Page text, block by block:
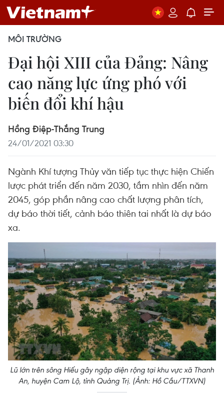
MÔI TRƯỜNG
Đại hội XIII của Đảng: Nâng
cao năng lực ứng phó với
biến đổi khí hậu
Hồng Điệp-Thắng Trung
24/01/2021 03:30
Ngành Khí tượng Thủy văn tiếp tục thực hiện Chiến
lược phát triển đến năm 2030, tầm nhìn đến năm
2045, góp phần nâng cao chất lượng phân tích,
dự báo thời tiết, cảnh báo thiên tai nhất là dự báo
xa.
Lũ lớn trên sông Hiếu gây ngập diện rộng tại khu vực xã Thanh
An, huyện Cam Lộ, tỉnh Quảng Trị. (Ảnh: Hồ Cầu/TTXVN)